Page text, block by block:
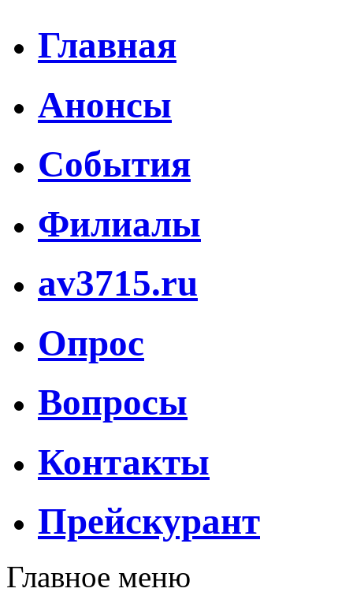
Главная
Анонсы
События
Филиалы
av3715.ru
Опрос
Вопросы
Контакты
Прейскурант
Главное меню